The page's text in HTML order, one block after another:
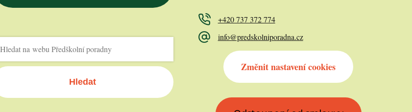
Hledat
+420 737 372 774
info@predskolniporadna.cz
Změnit nastavení cookies